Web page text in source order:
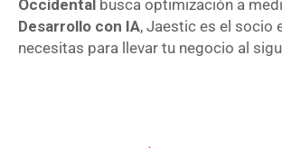
Occidental busca optimización a
Desarrollo con IA, Jaestic es el socio
necesitas para llevar tu negocio al